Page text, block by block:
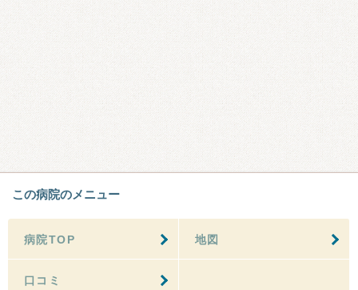
この病院のメニュー
病院TOP 地図
口コミ